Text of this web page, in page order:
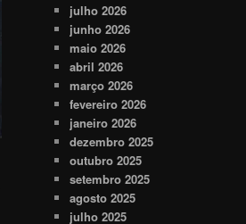
julho 2026
junho 2026
maio 2026
abril 2026
março 2026
fevereiro 2026
janeiro 2026
dezembro 2025
outubro 2025
setembro 2025
agosto 2025
julho 2025